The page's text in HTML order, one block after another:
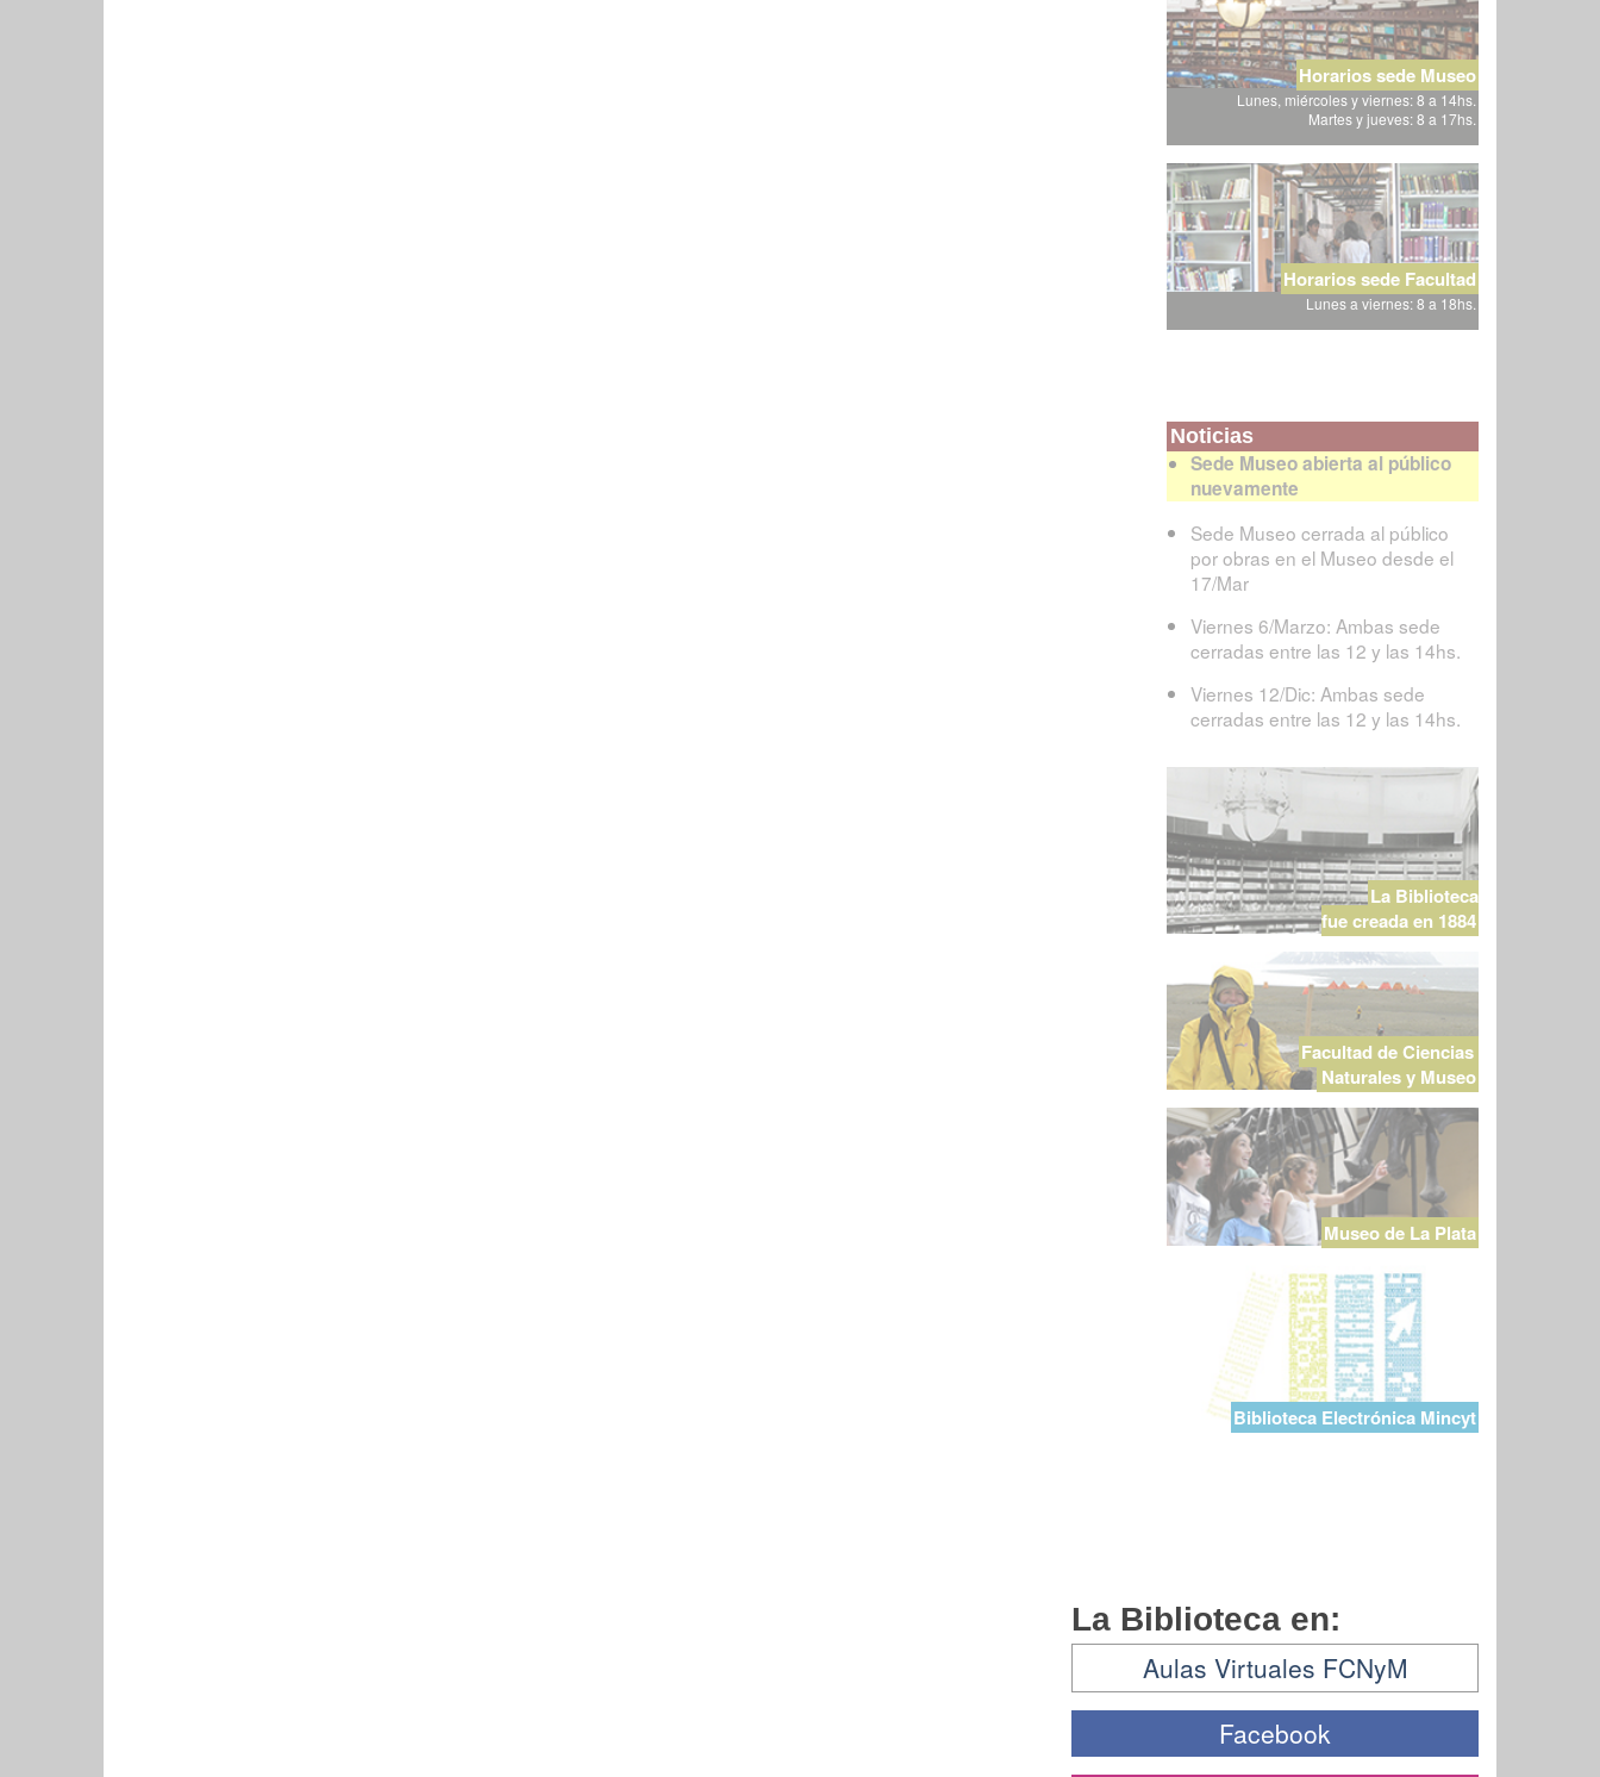
Horarios sede Museo
Lunes, miércoles y viernes: 8 a 14hs.
Martes y jueves: 8 a 17hs.
Horarios sede Facultad
Lunes a viernes: 8 a 18hs.
Noticias
Sede Museo abierta al público
nuevamente
Sede Museo cerrada al público
por obras en el Museo desde el
17/Mar
Viernes 6/Marzo: Ambas sede
cerradas entre las 12 y las 14hs.
Viernes 12/Dic: Ambas sede
cerradas entre las 12 y las 14hs.
La Biblioteca
fue creada en 1884
Facultad de Ciencias
Naturales y Museo
Museo de La Plata
Biblioteca Electrónica Mincyt
La Biblioteca en:
Aulas Virtuales FCNyM
Facebook